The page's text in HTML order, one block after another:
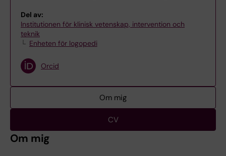
Del av:
Institutionen för klinisk vetenskap, intervention och
teknik
Enheten för logopedi
Orcid
Om mig
CV
Om mig